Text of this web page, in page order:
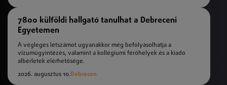
7800 külföldi hallgató tanulhat a Debreceni
Egyetemen
A végleges létszámot ugyanakkor még befolyásolhatja a
vízumügyintézés, valamint a kollégiumi férőhelyek és a kiadó
albérletek elérhetősége.
2026. augusztus 10.Debrecen